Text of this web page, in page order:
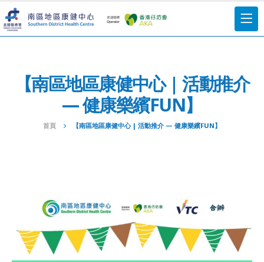
【南區地區康健中心 | 活動推介
— 健康樂繽FUN】
首頁 【南區地區康健中心 | 活動推介 — 健康樂繽FUN】